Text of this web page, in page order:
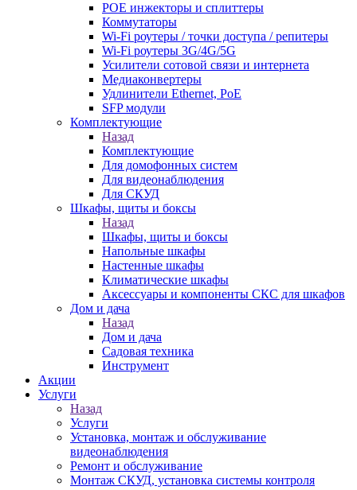
POE инжекторы и сплиттеры
Коммутаторы
Wi-Fi роутеры / точки доступа / репитеры
Wi-Fi роутеры 3G/4G/5G
Усилители сотовой связи и интернета
Медиаконвертеры
Удлинители Ethernet, PoE
SFP модули
Комплектующие
Назад
Комплектующие
Для домофонных систем
Для видеонаблюдения
Для СКУД
Шкафы, щиты и боксы
Назад
Шкафы, щиты и боксы
Напольные шкафы
Настенные шкафы
Климатические шкафы
Аксессуары и компоненты СКС для шкафов
Дом и дача
Назад
Дом и дача
Садовая техника
Инструмент
Акции
Услуги
Назад
Услуги
Установка, монтаж и обслуживание
видеонаблюдения
Ремонт и обслуживание
Монтаж СКУД, установка системы контроля